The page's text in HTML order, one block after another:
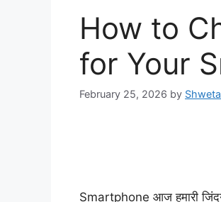
How to
for Your
February 25, 2026 by
Smartphone आज हमारी